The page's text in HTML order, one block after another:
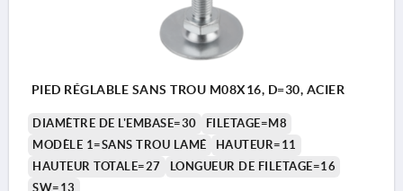
PIED RÉGLABLE SANS TROU M08X16, D=30, ACIER
DIAMÈTRE DE L'EMBASE=30
FILETAGE=M8
MODÈLE 1=SANS TROU LAMÉ
HAUTEUR=11
HAUTEUR TOTALE=27
LONGUEUR DE FILETAGE=16
SW=13